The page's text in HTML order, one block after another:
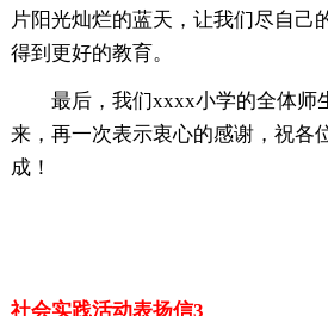
片阳光灿烂的蓝天，让我们尽自己
得到更好的教育。
最后，我们xxxx小学的全体师
来，再一次表示衷心的感谢，祝各
成！
社会实践活动表扬信3